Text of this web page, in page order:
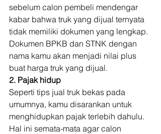
sebelum calon pembeli mendengar
kabar bahwa truk yang dijual ternyata
tidak memiliki dokumen yang lengkap.
Dokumen BPKB dan STNK dengan
nama kamu akan menjadi nilai plus
buat harga truk yang dijual.
2. Pajak hidup
Seperti tips jual truk bekas pada
umumnya, kamu disarankan untuk
menghidupkan pajak terlebih dahulu.
Hal ini semata-mata agar calon